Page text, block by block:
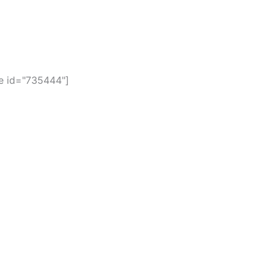
id="735444"]